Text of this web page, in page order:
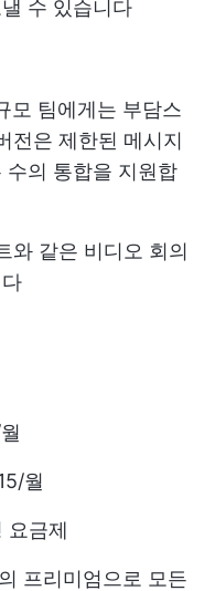
수 있습니다
모 팀에게는 부담스
전은 제한된 메시지
수의 통합을 지원합
와 같은 비디오 회의
월
요금제
프리미엄으로 모든